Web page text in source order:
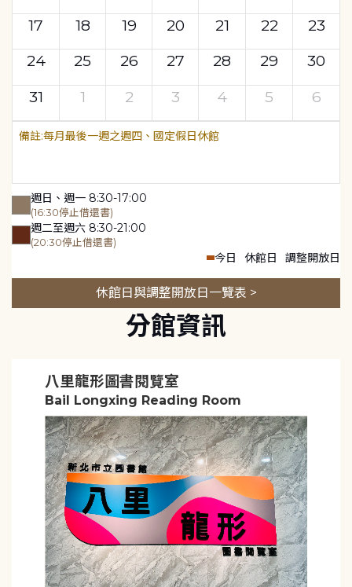
17
18 19 20 21 22
23
24
25 26 27 28 29
30
31
1 2 3 4 5 6
每月最後一週之週四、國定假日休館
週日、週一 8:30-17:00
(16:30停止借還書)
週二至週六 8:30-21:00
(20:30停止借還書)
今日 休館日 調整開放日
休館日與調整開放日一覽表 >
分館資訊
八里龍形圖書閱覽室
Bail Longxing Reading Room